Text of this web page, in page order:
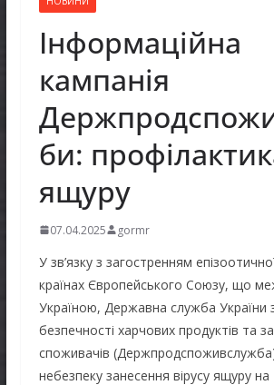
Інформаційна
кампанія
би:
ящуру
07.04.2025 gormr
У зв’язку з загостренням
країнах Європейського Союзу, що
Україною, Державна служба України
безпечності харчових продуктів та
споживачів
небезпеку занесення вірусу ящуру